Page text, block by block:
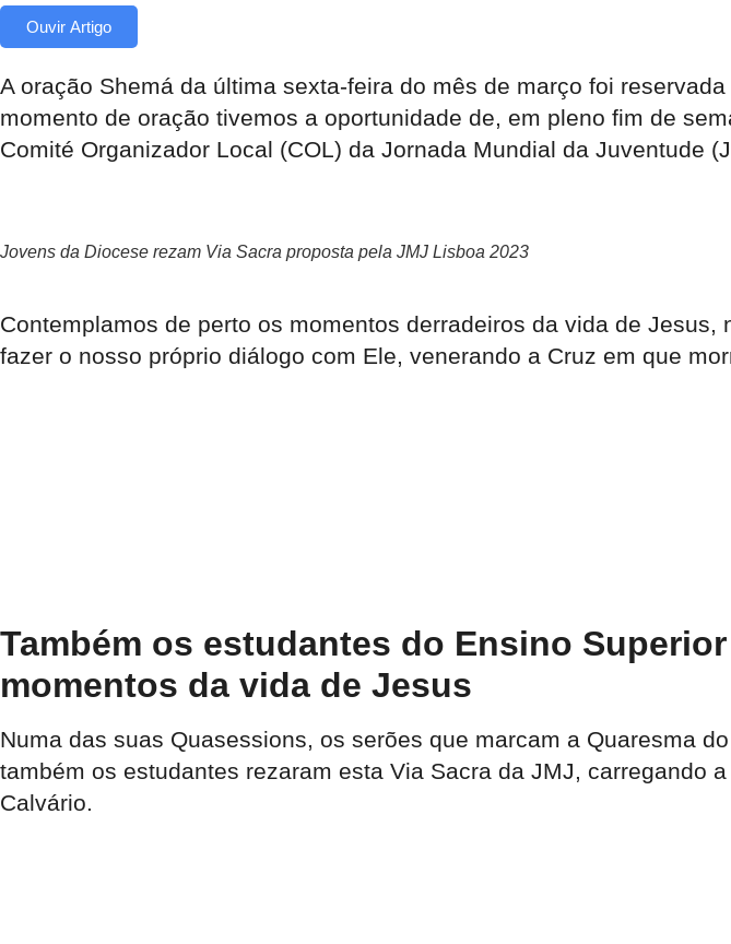
Ouvir Artigo
A oração Shemá da última sexta-feira do mês de março foi
momento de oração tivemos a oportunidade de, em pleno fim de
Comité Organizador Local (COL) da Jornada Mundial da Juventude
Jovens da Diocese rezam Via Sacra proposta pela JMJ Lisboa 2023
Contemplamos de perto os momentos derradeiros da vida de
fazer o nosso próprio diálogo com Ele, venerando a Cruz em que
Também os estudantes do Ensino
momentos da vida de Jesus
Numa das suas Quasessions, os serões que marcam a Quaresma
também os estudantes rezaram esta Via Sacra da JMJ, carregando
Calvário.